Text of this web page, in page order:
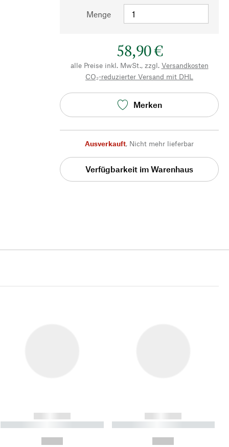
Menge
58,90 €
alle Preise inkl. MwSt., zzgl. Versandkosten
CO₂-reduzierter Versand mit DHL
Merken
Ausverkauft, Nicht mehr lieferbar
Verfügbarkeit im Warenhaus
------------
----------- ----------- ----------
------------
----------- ----------- ----------